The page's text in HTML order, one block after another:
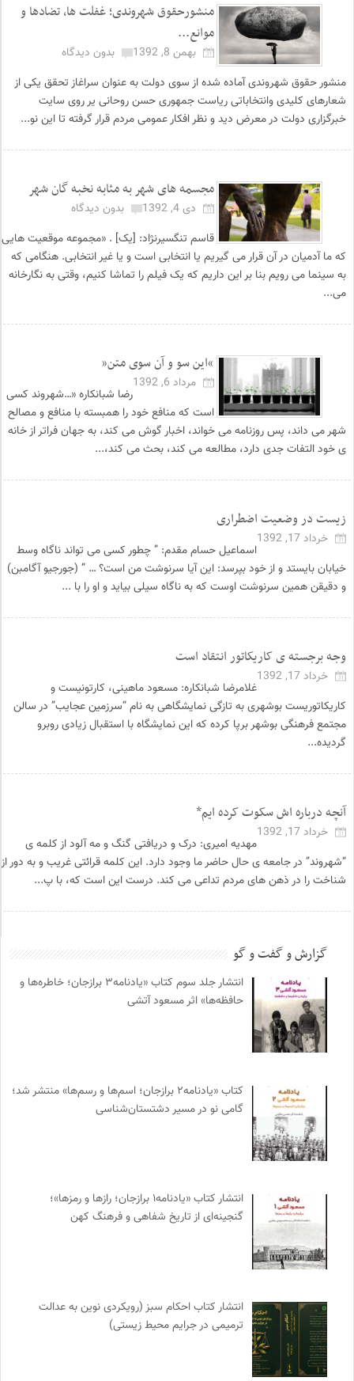
منشورحقوق شهروندی؛ غفلت ها، تضادها و
موانع...
بهمن 8, 1392
بدون دیدگاه
منشور حقوق شهروندی آماده شده از سوی دولت به عنوان سراغاز تحقق یکی از
شعارهای کلیدی وانتخاباتی ریاست جمهوری حسن روحانی یر روی سایت
خبرگزاری دولت در معرض دید و نظر افکار عمومی مردم قرار گرفته تا این نو...
مجسمه های شهر به مثابه نخبه گان شهر
دی 4, 1392
بدون دیدگاه
قاسم تنگسیرنژاد: [یک] . «مجموعه موقعیت هایی
که ما آدمیان در آن قرار می گیریم یا انتخابی است و یا غیر انتخابی. هنگامی که
به سینما می رویم بنا بر این داریم که یک فیلم را تماشا کنیم، وقتی به نگارخانه
می...
“این سو و آن سوی متن”
مرداد 6, 1392
رضا شبانکاره «…شهروند کسی
است که منافع خود را همبسته با منافع و مصالح
شهر می داند، پس روزنامه می خواند، اخبار گوش می کند، به جهان فراتر از خانه
ی خود التفات جدی دارد، مطالعه می کند، بحث می کند،...
زیست در وضعیت اضطراری
خرداد 17, 1392
اسماعیل حسام مقدم: ” چطور کسی می تواند ناگاه وسط
خیابان بایستد و از خود بپرسد: این آیا سرنوشت من است؟ … ” (جورجیو آگامبن)
و دقیقن همین سرنوشت اوست که به ناگاه سیلی بیاید و او را با ...
وجه برجسته ی کاریکاتور انتقاد است
خرداد 17, 1392
غلامرضا شبانکاره: مسعود ماهینی، کارتونیست و
کاریکاتوریست بوشهری به تازگی نمایشگاهی به نام “سرزمین عجایب” در سالن
مجتمع فرهنگی بوشهر برپا کرده که این نمایشگاه با استقبال زیادی روبرو
گردیده...
آنچه درباره اش سکوت کرده ایم*
خرداد 17, 1392
مهدیه امیری: درک و دریافتی گنگ و مه آلود از کلمه ی
“شهروند” در جامعه ی حال حاضر ما وجود دارد. این کلمه قرائتی غریب و به دور از
شناخت را در ذهن های مردم تداعی می کند. درست این است که، با پ...
گزارش و گفت و گو
انتشار جلد سوم کتاب «یادنامه۳ برازجان؛ خاطره‌ها و
حافظه‌ها» اثر مسعود آتشی
کتاب «یادنامه۲ برازجان؛ اسم‌ها و رسم‌ها» منتشر شد؛
گامی نو در مسیر دشتستان‌شناسی
انتشار کتاب «یادنامه۱ برازجان؛ رازها و رمزها»؛
گنجینه‌ای از تاریخ شفاهی و فرهنگ کهن
انتشار کتاب احکام سبز (رویکردی نوین به عدالت
ترمیمی در جرایم محیط‌ زیستی)